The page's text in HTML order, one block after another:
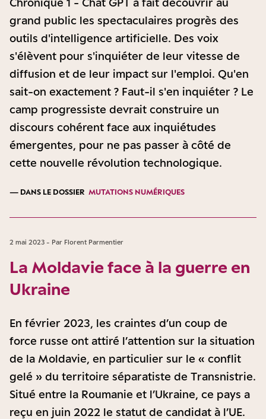
grand public les spectaculaires progrès des
outils d'intelligence artificielle. Des voix
s'élèvent pour s'inquiéter de leur vitesse de
diffusion et de leur impact sur l'emploi. Qu'en
sait-on exactement ? Faut-il s'en inquiéter ? Le
camp progressiste devrait construire un
discours cohérent face aux inquiétudes
émergentes, pour ne pas passer à côté de
cette nouvelle révolution technologique.
— DANS LE DOSSIER MUTATIONS NUMÉRIQUES
2 mai 2023 - Par Florent Parmentier
La Moldavie face à la guerre en
Ukraine
En février 2023, les craintes d’un coup de
force russe ont attiré l’attention sur la situation
de la Moldavie, en particulier sur le « conflit
gelé » du territoire séparatiste de Transnistrie.
Situé entre la Roumanie et l’Ukraine, ce pays a
reçu en juin 2022 le statut de candidat à l’UE.